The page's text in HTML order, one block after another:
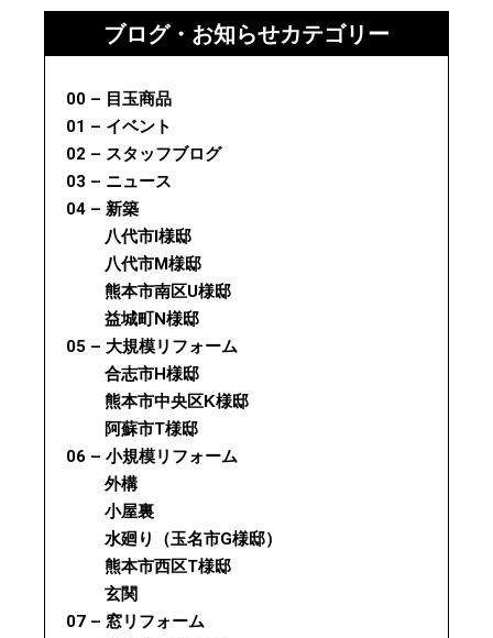
ブログ・お知らせカテゴリー
00 – 目玉商品
01 – イベント
02 – スタッフブログ
03 – ニュース
04 – 新築
八代市I様邸
八代市M様邸
熊本市南区U様邸
益城町N様邸
05 – 大規模リフォーム
合志市H様邸
熊本市中央区K様邸
阿蘇市T様邸
06 – 小規模リフォーム
外構
小屋裏
水廻り（玉名市G様邸）
熊本市西区T様邸
玄関
07 – 窓リフォーム